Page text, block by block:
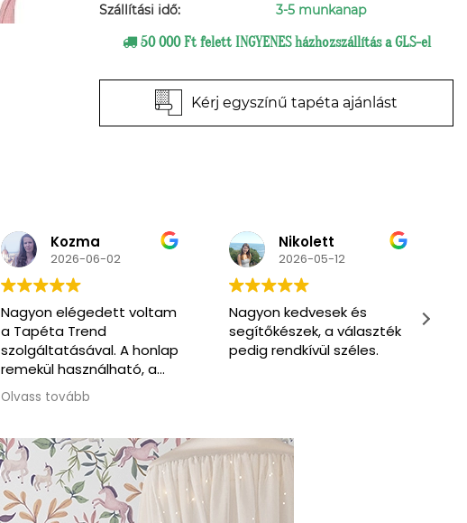
Szállítási idő:
3-5 munkanap
50 000 Ft felett INGYENES házhozszállítás a GLS-el
Kérj egyszínű tapéta ajánlást
Nikolett
2026-05-12
Nagyon kedvesek és
segítőkészek, a választék
pedig rendkívül széles.
Primpa
2026-03-07
Very nice and friendly
service. Enthusiastic to
help us find what we